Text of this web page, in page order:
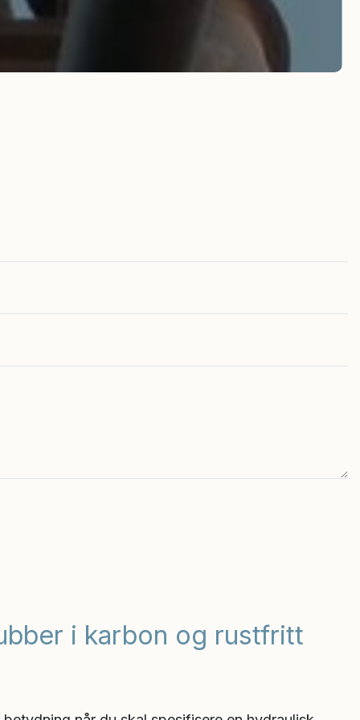
i karbon og rustfritt